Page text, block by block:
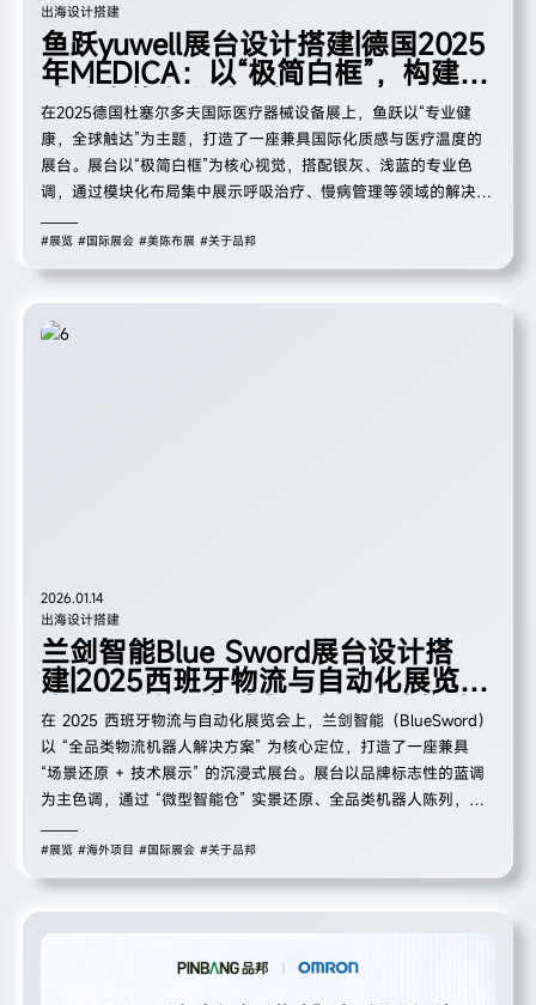
出海设计搭建
鱼跃yuwell展台设计搭建|德国2025
年MEDICA：以“极简白框”，构建全
球健康的专业体验场
在2025德国杜塞尔多夫国际医疗器械设备展上，鱼跃以“专业健
康，全球触达”为主题，打造了一座兼具国际化质感与医疗温度的
展台。展台以“极简白框”为核心视觉，搭配银灰、浅蓝的专业色
调，通过模块化布局集中展示呼吸治疗、慢病管理等领域的解决方
案，既在国际展馆中凸显了品牌的专业辨识度，也以“体验化+场景
化”的设计传递出“让健康服务无界”的品牌主张。
#展览 #国际展会 #美陈布展 #关于品邦
2026.01.14
出海设计搭建
兰剑智能Blue Sword展台设计搭
建|2025西班牙物流与自动化展览
会：以 “蓝调智仓”，演绎全球物流
自动化新范式
在 2025 西班牙物流与自动化展览会上，兰剑智能（BlueSword）
以 “全品类物流机器人解决方案” 为核心定位，打造了一座兼具
“场景还原 + 技术展示” 的沉浸式展台。展台以品牌标志性的蓝调
为主色调，通过 “微型智能仓” 实景还原、全品类机器人陈列，既
在国际展场中强化了 “物流自动化专家” 的身份认知，也以 “实景
体验 + 多语言适配” 的布局，精准对接欧洲市场的物流升级需求，
成为展会中聚焦智能物流赛道的亮眼展台。
#展览 #海外项目 #国际展会 #关于品邦